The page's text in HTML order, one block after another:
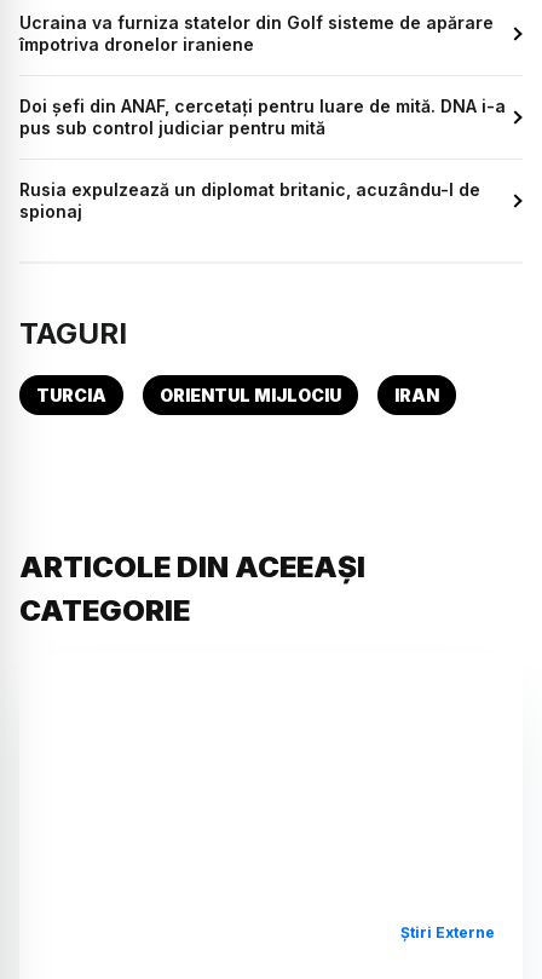
Ucraina va furniza statelor din Golf sisteme de apărare
împotriva dronelor iraniene
Doi șefi din ANAF, cercetați pentru luare de mită. DNA i-a
pus sub control judiciar pentru mită
Rusia expulzează un diplomat britanic, acuzându-l de
spionaj
TAGURI
TURCIA ORIENTUL MIJLOCIU IRAN
ARTICOLE DIN ACEEAȘI
CATEGORIE
Știri Externe